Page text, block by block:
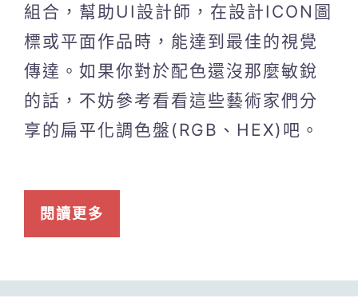
組合，幫助UI設計師，在設計ICON圖
標或平面作品時，能達到最佳的視覺
傳達。如果你對於配色還沒那麼敏銳
的話，不妨參考看看這些藝術家們分
享的扁平化調色盤(RGB、HEX)吧。
閱讀更多